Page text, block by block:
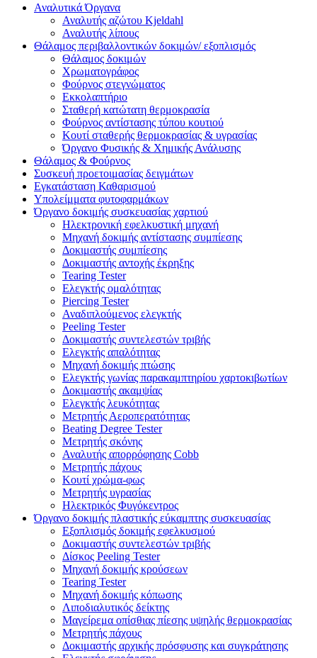
Αναλυτικά Όργανα
Αναλυτής αζώτου Kjeldahl
Αναλυτής λίπους
Θάλαμος περιβαλλοντικών δοκιμών/ εξοπλισμός
Θάλαμος δοκιμών
Χρωματογράφος
Φούρνος στεγνώματος
Εκκολαπτήριο
Σταθερή κατώτατη θερμοκρασία
Φούρνος αντίστασης τύπου κουτιού
Κουτί σταθερής θερμοκρασίας & υγρασίας
Όργανο Φυσικής & Χημικής Ανάλυσης
Θάλαμος & Φούρνος
Συσκευή προετοιμασίας δειγμάτων
Εγκατάσταση Καθαρισμού
Υπολείμματα φυτοφαρμάκων
Όργανο δοκιμής συσκευασίας χαρτιού
Ηλεκτρονική εφελκυστική μηχανή
Μηχανή δοκιμής αντίστασης συμπίεσης
Δοκιμαστής συμπίεσης
Δοκιμαστής αντοχής έκρηξης
Tearing Tester
Ελεγκτής ομαλότητας
Piercing Tester
Αναδιπλούμενος ελεγκτής
Peeling Tester
Δοκιμαστής συντελεστών τριβής
Ελεγκτής απαλότητας
Μηχανή δοκιμής πτώσης
Ελεγκτής γωνίας παρακαμπτηρίου χαρτοκιβωτίων
Δοκιμαστής ακαμψίας
Ελεγκτής λευκότητας
Μετρητής Αεροπερατότητας
Beating Degree Tester
Μετρητής σκόνης
Αναλυτής απορρόφησης Cobb
Μετρητής πάχους
Κουτί χρώμα-φως
Μετρητής υγρασίας
Ηλεκτρικός Φυγόκεντρος
Όργανο δοκιμής πλαστικής εύκαμπτης συσκευασίας
Εξοπλισμός δοκιμής εφελκυσμού
Δοκιμαστής συντελεστών τριβής
Δίσκος Peeling Tester
Μηχανή δοκιμής κρούσεων
Tearing Tester
Μηχανή δοκιμής κόπωσης
Λιποδιαλυτικός δείκτης
Μαγείρεμα οπίσθιας πίεσης υψηλής θερμοκρασίας
Μετρητής πάχους
Δοκιμαστής αρχικής πρόσφυσης και συγκράτησης